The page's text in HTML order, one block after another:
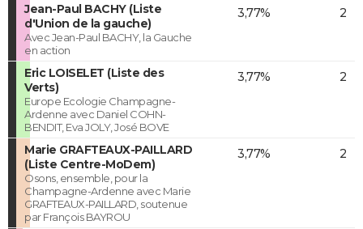
Jean-Paul BACHY (Liste
d'Union de la gauche)
Avec Jean-Paul BACHY, la Gauche
en action
3,77% 2
Eric LOISELET (Liste des
Verts)
Europe Ecologie Champagne-
Ardenne avec Daniel COHN-
BENDIT, Eva JOLY, José BOVE
3,77% 2
Marie GRAFTEAUX-PAILLARD
(Liste Centre-MoDem)
Osons, ensemble, pour la
Champagne-Ardenne avec Marie
GRAFTEAUX-PAILLARD, soutenue
par François BAYROU
3,77% 2